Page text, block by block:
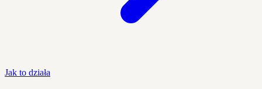
Jak to działa